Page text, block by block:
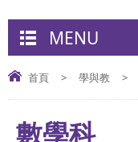
MENU
首頁 > 學與教 >
數學科